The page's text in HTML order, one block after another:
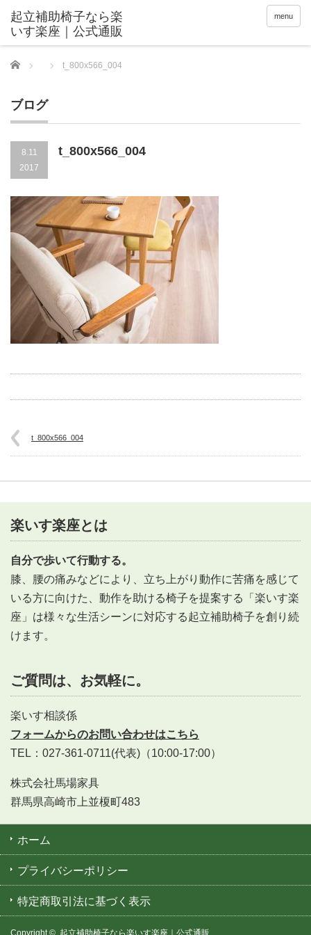
menu
Home t_800x566_004
ブログ
8.11
2017
t_800x566_004
t_800x566_004
楽いす楽座とは
自分で歩いて行動する。
膝、腰の痛みなどにより、立ち上がり動作に苦痛を感じて
いる方に向けた、動作を助ける椅子を提案する「楽いす楽
座」は様々な生活シーンに対応する起立補助椅子を創り続
けます。
ご質問は、お気軽に。
楽いす相談係
フォームからのお問い合わせはこちら
TEL：027-361-0711(代表)（10:00-17:00）
株式会社馬場家具
群馬県高崎市上並榎町483
ホーム
プライバシーポリシー
特定商取引法に基づく表示
Copyright © 起立補助椅子なら楽いす楽座｜公式通販